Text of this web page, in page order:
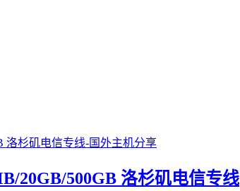
20GB/500GB 洛杉矶电信专线